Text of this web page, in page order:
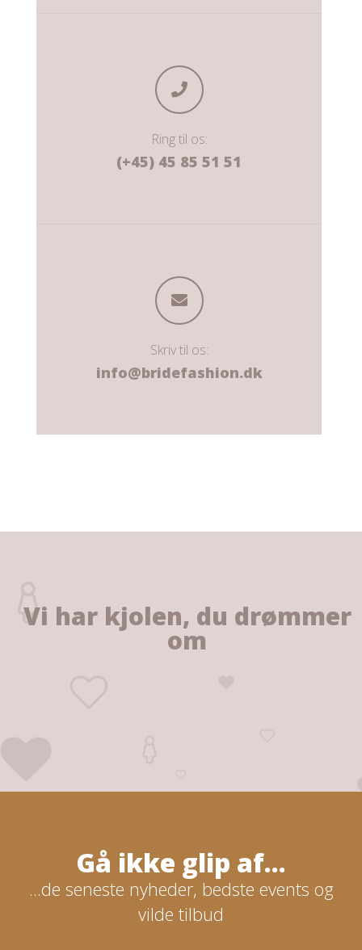
Ring til os:
(+45) 45 85 51 51
Skriv til os:
info@bridefashion.dk
Vi har kjolen, du drømmer
om
Gå ikke glip af...
...de seneste nyheder, bedste events og
vilde tilbud